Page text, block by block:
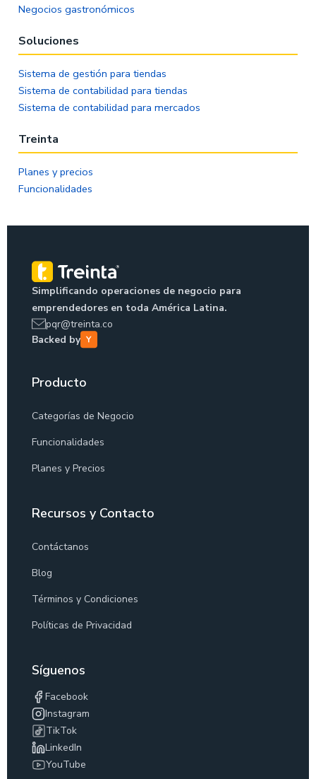
Negocios gastronómicos
Soluciones
Sistema de gestión para tiendas
Sistema de contabilidad para tiendas
Sistema de contabilidad para mercados
Treinta
Planes y precios
Funcionalidades
Simplificando operaciones de negocio para
emprendedores en toda América Latina.
pqr@treinta.co
Backed by
Producto
Categorías de Negocio
Funcionalidades
Planes y Precios
Recursos y Contacto
Contáctanos
Blog
Términos y Condiciones
Políticas de Privacidad
Síguenos
Facebook
Instagram
TikTok
LinkedIn
YouTube